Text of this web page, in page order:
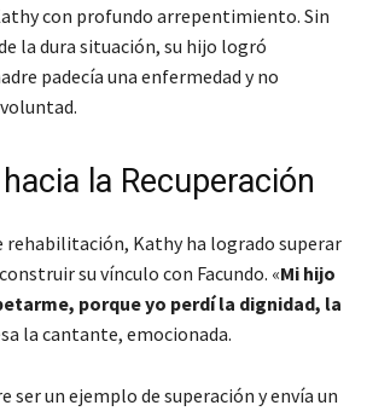
con profundo arrepentimiento. Sin
la dura situación, su hijo logró
padecía una enfermedad y no
la Recuperación
rehabilitación, Kathy ha logrado superar
su vínculo con Facundo. «Mi hijo
porque yo perdí la dignidad, la
la cantante, emocionada.
ser un ejemplo de superación y envía un